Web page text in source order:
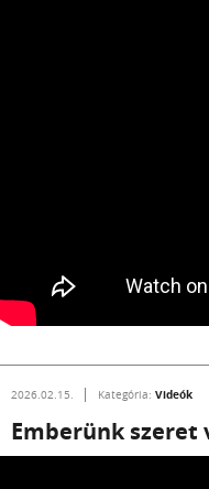
2026.02.15. Kategória: Videók
Emberünk szeret